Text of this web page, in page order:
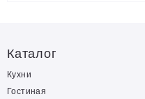
Каталог
Кухни
Гостиная